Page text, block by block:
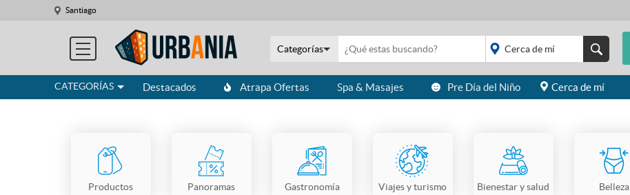
Santiago
CATEGORÍAS
Categorías
placeholder="Todo el
Destacados Atrapa Ofertas Spa & Masajes Pre Día del Niño Cerca de mí
Productos Panoramas Gastronomía Viajes y turismo Bienestar y salud Belleza